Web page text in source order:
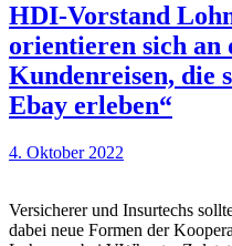
HDI-Vorstand
orientieren sich an
Kundenreisen, die
Ebay erleben“
4. Oktober 2022
Versicherer und Insurtechs
dabei neue Formen der